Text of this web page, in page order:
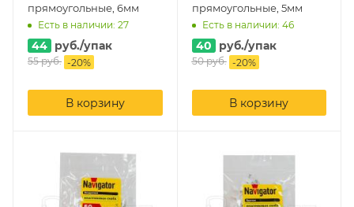
прямоугольные, 6мм
Есть в наличии: 27
44 руб./упак
55руб. -20%
В корзину
прямоугольные, 5мм
Есть в наличии: 46
40 руб./упак
50руб. -20%
В корзину